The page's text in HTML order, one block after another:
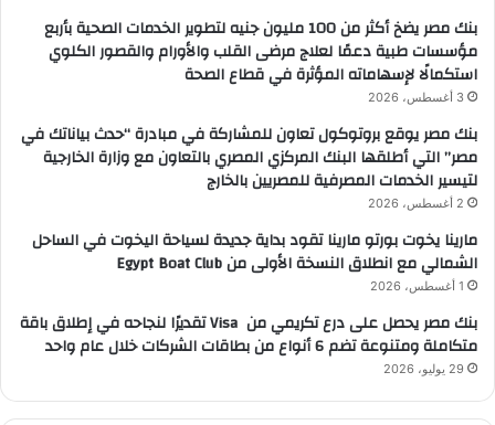
بنك مصر يضخ أكثر من 100 مليون جنيه لتطوير الخدمات الصحية بأربع
مؤسسات طبية دعمًا لعلاج مرضى القلب والأورام والقصور الكلوي
استكمالًا لإسهاماته المؤثرة في قطاع الصحة
3 أغسطس، 2026
بنك مصر يوقع بروتوكول تعاون للمشاركة في مبادرة “حدث بياناتك في
مصر” التي أطلقها البنك المركزي المصري بالتعاون مع وزارة الخارجية
لتيسير الخدمات المصرفية للمصريين بالخارج
2 أغسطس، 2026
مارينا يخوت بورتو مارينا تقود بداية جديدة لسياحة اليخوت في الساحل
الشمالي مع انطلاق النسخة الأولى من Egypt Boat Club
1 أغسطس، 2026
بنك مصر يحصل على درع تكريمي من Visa تقديرًا لنجاحه في إطلاق باقة
متكاملة ومتنوعة تضم 6 أنواع من بطاقات الشركات خلال عام واحد
29 يوليو، 2026